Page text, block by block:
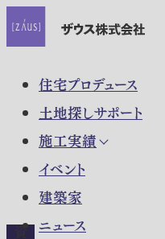
住宅プロデュース
土地探しサポート
施工実績
イベント
建築家
ニュース